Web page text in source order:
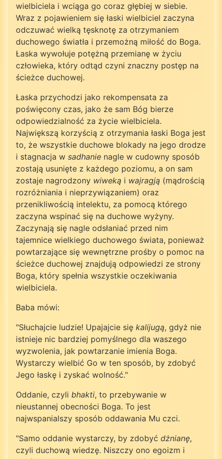
wielbiciela i wciąga go coraz głębiej w siebie.
Wraz z pojawieniem się łaski wielbiciel zaczyna
odczuwać wielką tęsknotę za otrzymaniem
duchowego światła i przemożną miłość do Boga.
Łaska wywołuje potężną przemianę w życiu
człowieka, który odtąd czyni znaczny postęp na
ścieżce duchowej.
Łaska przychodzi jako rekompensata za
poświęcony czas, jako że sam Bóg bierze
odpowiedzialność za życie wielbiciela.
Największą korzyścią z otrzymania łaski Boga jest
to, że wszystkie duchowe blokady na jego drodze
i stagnacja w sadhanie nagle w cudowny sposób
zostają usunięte z każdego poziomu, a on sam
zostaje nagrodzony wiweką i wajragją (mądrością
rozróżniania i nieprzywiązaniem) oraz
przenikliwością intelektu, za pomocą którego
zaczyna wspinać się na duchowe wyżyny.
Zaczynają się nagle odsłaniać przed nim
tajemnice wielkiego duchowego świata, ponieważ
powtarzające się wewnętrzne prośby o pomoc na
ścieżce duchowej znajdują odpowiedzi ze strony
Boga, który spełnia wszystkie oczekiwania
wielbiciela.
Baba mówi:
"Słuchajcie ludzie! Upajajcie się kalijugą, gdyż nie
istnieje nic bardziej pomyślnego dla waszego
wyzwolenia, jak powtarzanie imienia Boga.
Wystarczy wielbić Go w ten sposób, by zdobyć
Jego łaskę i zyskać wolność."
Oddanie, czyli bhakti, to przebywanie w
nieustannej obecności Boga. To jest
najwspanialszy sposób oddawania Mu czci.
"Samo oddanie wystarczy, by zdobyć dżnianę,
czyli duchową wiedzę. Niszczy ono egoizm i